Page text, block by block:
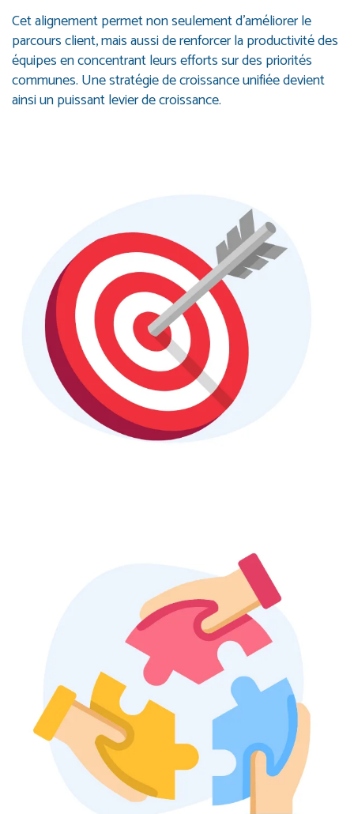
Cet alignement permet non seulement d’améliorer le
parcours client, mais aussi de renforcer la productivité des
équipes en concentrant leurs efforts sur des priorités
communes. Une stratégie de croissance unifiée devient
ainsi un puissant levier de croissance.